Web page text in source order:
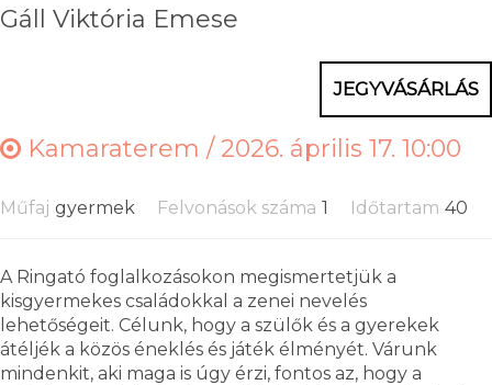
Gáll Viktória Emese
JEGYVÁSÁRLÁS
Kamaraterem /2026. április 17. 10:00
Műfaj gyermek Felvonások száma 1 Időtartam 40
A Ringató foglalkozásokon megismertetjük a
kisgyermekes családokkal a zenei nevelés
lehetőségeit. Célunk, hogy a szülők és a gyerekek
átéljék a közös éneklés és játék élményét. Várunk
mindenkit, aki maga is úgy érzi, fontos az, hogy a